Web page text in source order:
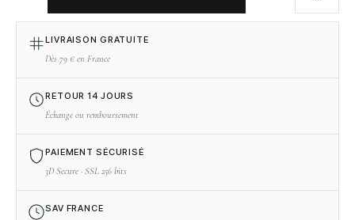
LIVRAISON GRATUITE
Dès 79 € en France
RETOUR 14 JOURS
Échange ou remboursement
PAIEMENT SÉCURISÉ
3D Secure · SSL 256 bits
SAV FRANCE